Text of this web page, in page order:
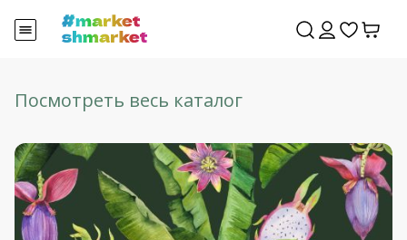
Посмотреть весь каталог